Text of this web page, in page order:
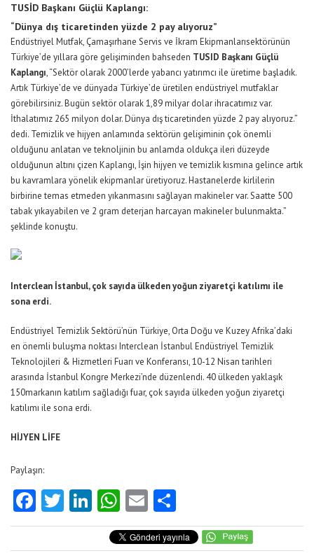
TUSİD Başkanı Güçlü Kaplangı:
“Dünya dış ticaretinden yüzde 2 pay alıyoruz”
Endüstriyel Mutfak, Çamaşırhane Servis ve İkram Ekipmanlarısektörünün
Türkiye’de yıllara göre gelişiminden bahseden TUSID Başkanı Güçlü
Kaplangı, “Sektör olarak 2000’lerde yabancı yatırımcı ile üretime başladık.
Artık Türkiye’de ve dünyada Türkiye’de üretilen endüstriyel mutfaklar
görebilirsiniz. Bugün sektör olarak 1,89 milyar dolar ihracatımız var.
İthalatımız 265 milyon dolar. Dünya dış ticaretinden yüzde 2 pay alıyoruz.”
dedi. Temizlik ve hijyen anlamında sektörün gelişiminin çok önemli
olduğunu anlatan ve teknoljinin bu anlamda oldukça ileri düzeyde
olduğunun altını çizen Kaplangı, İşin hijyen ve temizlik kısmına gelince artık
bu kavramlara yönelik ekipmanlar üretiyoruz. Hastanelerde kirlilerin
birbirine temas etmeden yıkanmasını sağlayan makineler var. Saatte 500
tabak yıkayabilen ve 2 gram deterjan harcayan makineler bulunmakta.”
şeklinde konuştu.
Interclean İstanbul, çok sayıda ülkeden yoğun ziyaretçi katılımı ile
sona erdi.
Endüstriyel Temizlik Sektörü’nün Türkiye, Orta Doğu ve Kuzey Afrika’daki
en önemli buluşma noktası Interclean İstanbul Endüstriyel Temizlik
Teknolojileri & Hizmetleri Fuarı ve Konferansı, 10-12 Nisan tarihleri
arasında İstanbul Kongre Merkezi’nde düzenlendi. 40 ülkeden yaklaşık
150markanın katılım sağladığı fuar, çok sayıda ülkeden yoğun ziyaretçi
katılımı ile sona erdi.
HİJYEN LİFE
Paylaşın:
Facebook
Twitter
LinkedIn
WhatsApp
Email